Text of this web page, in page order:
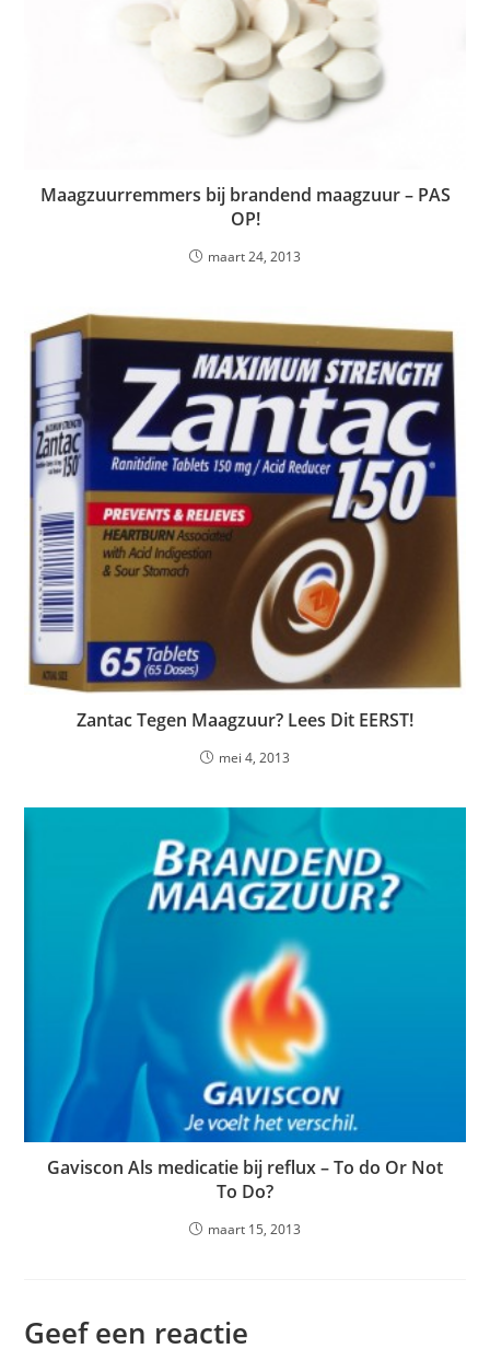
Maagzuurremmers bij brandend maagzuur – PAS
OP!
maart 24, 2013
Zantac Tegen Maagzuur? Lees Dit EERST!
mei 4, 2013
Gaviscon Als medicatie bij reflux – To do Or Not
To Do?
maart 15, 2013
Geef een reactie